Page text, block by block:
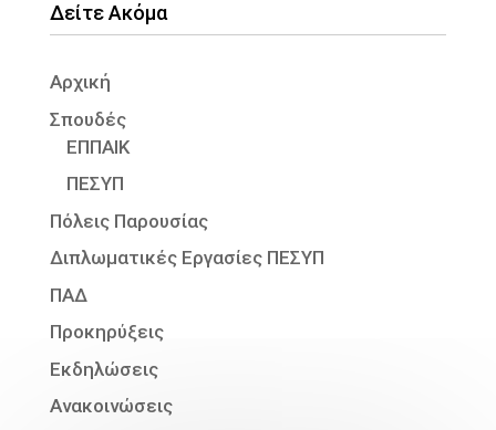
Δείτε Ακόμα
Αρχική
Σπουδές
ΕΠΠΑΙΚ
ΠΕΣΥΠ
Πόλεις Παρουσίας
Διπλωματικές Εργασίες ΠΕΣΥΠ
ΠΑΔ
Προκηρύξεις
Εκδηλώσεις
Ανακοινώσεις